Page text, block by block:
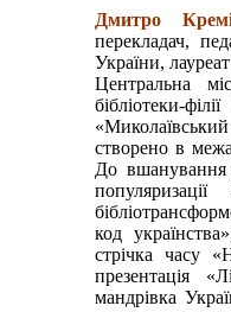
Дмитро
перекладач,
України,
Центральна
бібліотеки-
створено в
До вшанування
код
стрічка часу
презентація
мандрівка